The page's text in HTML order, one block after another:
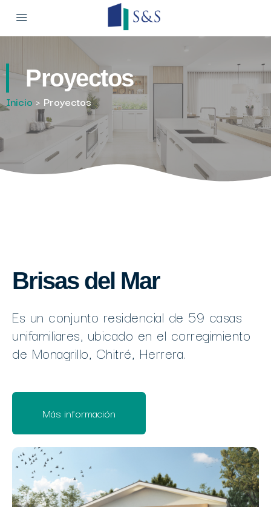
Proyectos
Inicio > Proyectos
Brisas del Mar
Es un conjunto residencial de 59 casas
unifamiliares, ubicado en el corregimiento
de Monagrillo, Chitré, Herrera.
Más información